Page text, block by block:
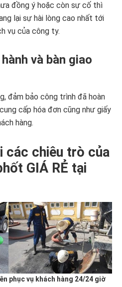
đồng ý hoặc còn sự cố thì
lại sự hài lòng cao nhất tới
vụ của công ty.
và bàn giao
đảm bảo công trình đã hoàn
cấp hóa đơn cũng như giấy
hàng.
các chiêu trò của
GIÁ RẺ tại
phục vụ khách hàng 24/24 giờ